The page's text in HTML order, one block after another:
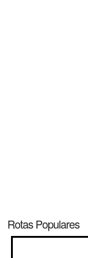
Rotas Populares